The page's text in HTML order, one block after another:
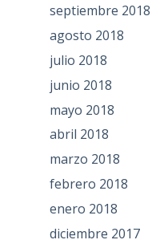
septiembre 2018
agosto 2018
julio 2018
junio 2018
mayo 2018
abril 2018
marzo 2018
febrero 2018
enero 2018
diciembre 2017